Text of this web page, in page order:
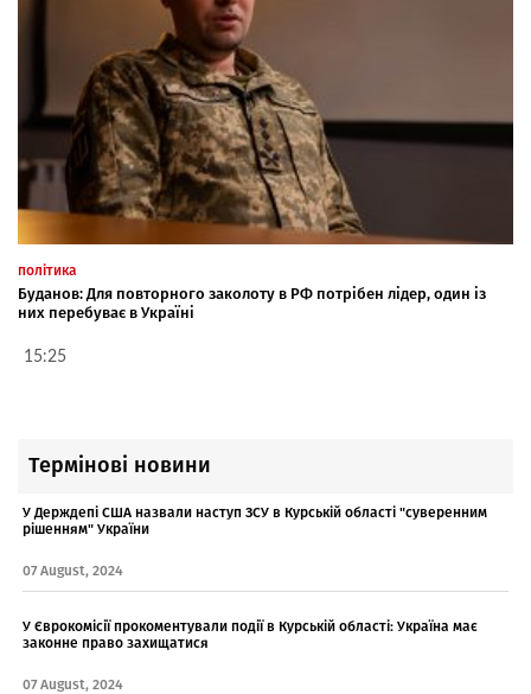
політика
Буданов: Для повторного заколоту в РФ потрібен лідер, один із
них перебуває в Україні
15:25
Термінові новини
У Держдепі США назвали наступ ЗСУ в Курській області "суверенним
рішенням" України
07 August, 2024
У Єврокомісії прокоментували події в Курській області: Україна має
законне право захищатися
07 August, 2024